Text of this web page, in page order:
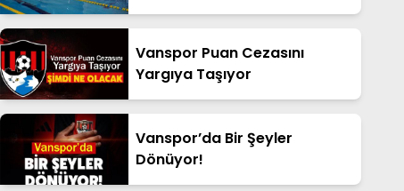
Vanspor Puan Cezasını
Yargıya Taşıyor
Vanspor’da Bir Şeyler
Dönüyor!